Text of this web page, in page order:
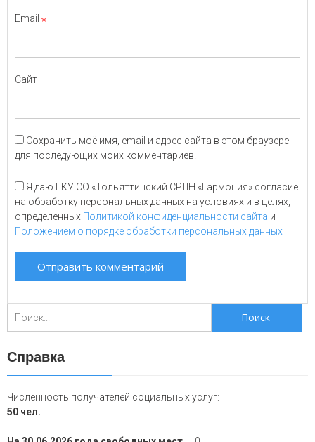
Email *
Сайт
Сохранить моё имя, email и адрес сайта в этом браузере
для последующих моих комментариев.
Я даю ГКУ СО «Тольяттинский СРЦН «Гармония» согласие
на обработку персональных данных на условиях и в целях,
определенных Политикой конфиденциальности сайта и
Положением о порядке обработки персональных данных
для:
Справка
Численность получателей социальных услуг:
50 чел.